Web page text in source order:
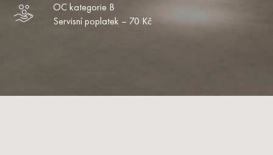
OC kategorie B
Servisní poplatek – 70 Kč